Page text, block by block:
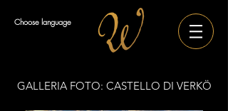
Choose language
GALLERIA FOTO: CASTELLO DI VERKÖ